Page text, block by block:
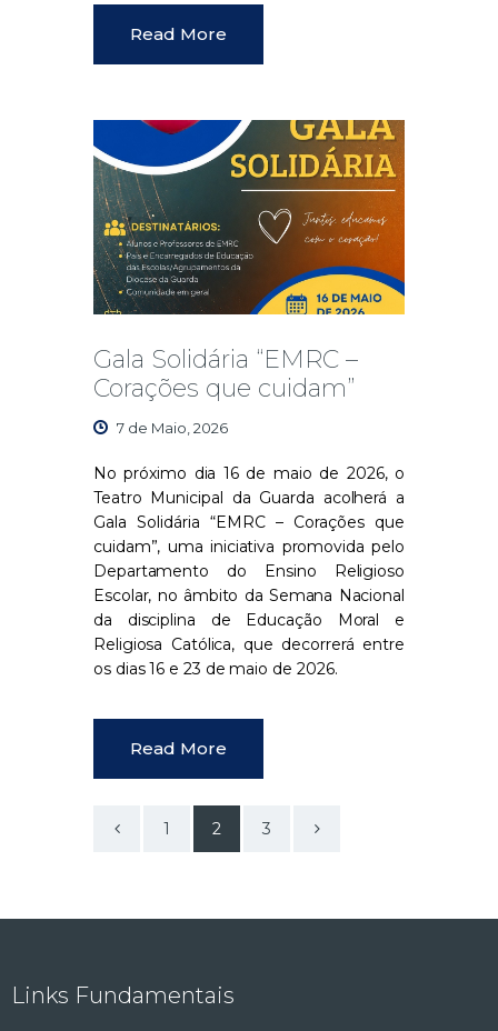
Read More
Gala Solidária “EMRC –
Corações que cuidam”
7 de Maio, 2026
No próximo dia 16 de maio de 2026, o
Teatro Municipal da Guarda acolherá a
Gala Solidária “EMRC – Corações que
cuidam”, uma iniciativa promovida pelo
Departamento do Ensino Religioso
Escolar, no âmbito da Semana Nacional
da disciplina de Educação Moral e
Religiosa Católica, que decorrerá entre
os dias 16 e 23 de maio de 2026.
Read More
1 2 3
Links Fundamentais